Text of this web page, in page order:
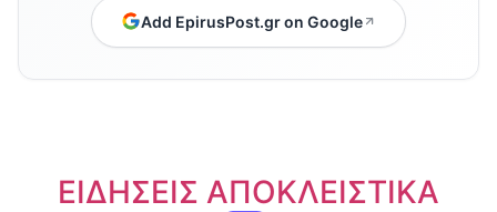
Add EpirusPost.gr on Google
ΕΙΔΗΣΕΙΣ ΑΠΟΚΛΕΙΣΤΙΚΑ